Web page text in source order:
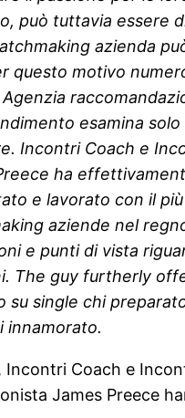
può tuttavia essere
azienda
questo motivo
esamina solo
Incontri Coach e
ha
e lavorato con il
aziende nel
e punti di vista
The guy furtherly
su single chi
innamorato.
Incontri Coach e
James Preece